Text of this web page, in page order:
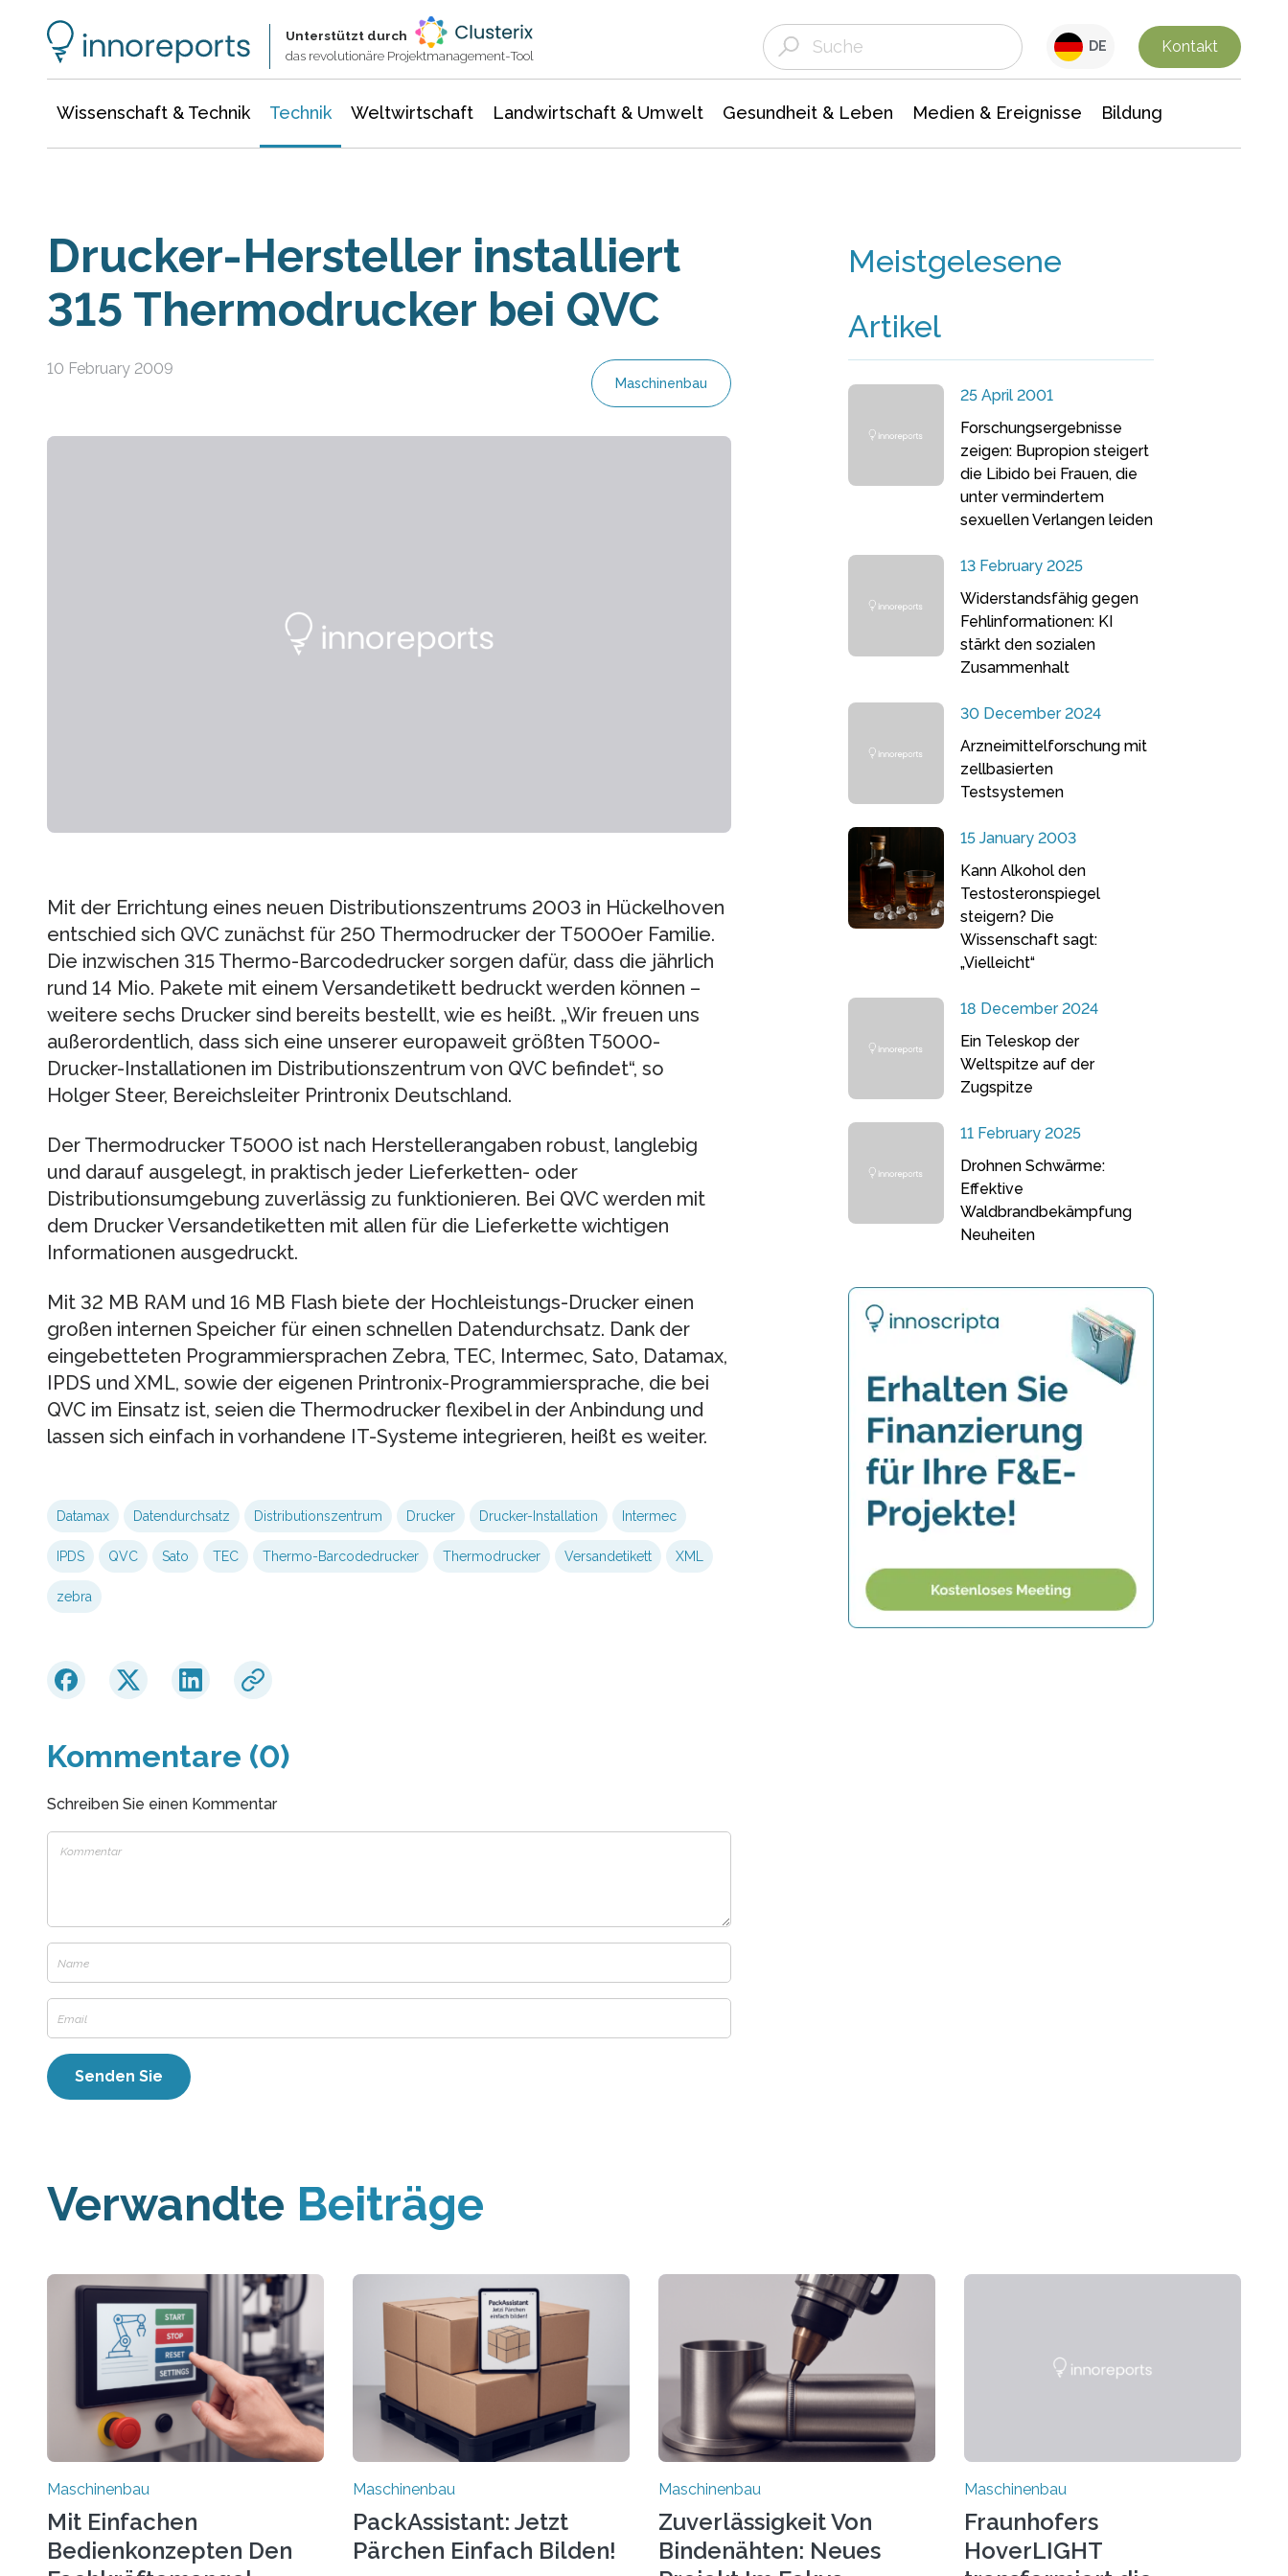
Unterstützt durch
das revolutionäre Projektmanagement-Tool
DE Kontakt
Wissenschaft & Technik Technik Weltwirtschaft Landwirtschaft & Umwelt Gesundheit & Leben Medien & Ereignisse Bildung
Drucker-Hersteller installiert
315 Thermodrucker bei QVC
10 February 2009
Maschinenbau
Mit der Errichtung eines neuen Distributionszentrums 2003 in Hückelhoven
entschied sich QVC zunächst für 250 Thermodrucker der T5000er Familie.
Die inzwischen 315 Thermo-Barcodedrucker sorgen dafür, dass die jährlich
rund 14 Mio. Pakete mit einem Versandetikett bedruckt werden können –
weitere sechs Drucker sind bereits bestellt, wie es heißt. „Wir freuen uns
außerordentlich, dass sich eine unserer europaweit größten T5000-
Drucker-Installationen im Distributionszentrum von QVC befindet“, so
Holger Steer, Bereichsleiter Printronix Deutschland.
Der Thermodrucker T5000 ist nach Herstellerangaben robust, langlebig
und darauf ausgelegt, in praktisch jeder Lieferketten- oder
Distributionsumgebung zuverlässig zu funktionieren. Bei QVC werden mit
dem Drucker Versandetiketten mit allen für die Lieferkette wichtigen
Informationen ausgedruckt.
Mit 32 MB RAM und 16 MB Flash biete der Hochleistungs-Drucker einen
großen internen Speicher für einen schnellen Datendurchsatz. Dank der
eingebetteten Programmiersprachen Zebra, TEC, Intermec, Sato, Datamax,
IPDS und XML, sowie der eigenen Printronix-Programmiersprache, die bei
QVC im Einsatz ist, seien die Thermodrucker flexibel in der Anbindung und
lassen sich einfach in vorhandene IT-Systeme integrieren, heißt es weiter.
Datamax Datendurchsatz Distributionszentrum Drucker Drucker-Installation Intermec
IPDS QVC Sato TEC Thermo-Barcodedrucker Thermodrucker Versandetikett XML
zebra
Kommentare (0)
Schreiben Sie einen Kommentar
Meistgelesene
Artikel
25 April 2001
Forschungsergebnisse
zeigen: Bupropion steigert
die Libido bei Frauen, die
unter vermindertem
sexuellen Verlangen leiden
13 February 2025
Widerstandsfähig gegen
Fehlinformationen: KI
stärkt den sozialen
Zusammenhalt
30 December 2024
Arzneimittelforschung mit
zellbasierten
Testsystemen
15 January 2003
Kann Alkohol den
Testosteronspiegel
steigern? Die
Wissenschaft sagt:
„Vielleicht“
18 December 2024
Ein Teleskop der
Weltspitze auf der
Zugspitze
11 February 2025
Drohnen Schwärme:
Effektive
Waldbrandbekämpfung
Neuheiten
Verwandte Beiträge
Maschinenbau
Mit Einfachen
Bedienkonzepten Den
Maschinenbau
PackAssistant: Jetzt
Pärchen Einfach Bilden!
Maschinenbau
Zuverlässigkeit Von
Bindenähten: Neues
Maschinenbau
Fraunhofers
HoverLIGHT